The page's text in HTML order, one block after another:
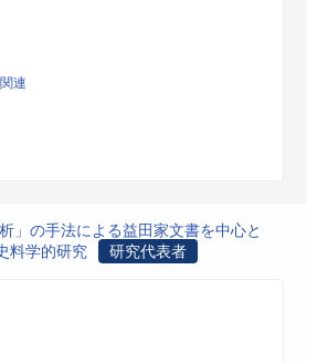
連
」の手法による益田家文書を中心と
料学的研究
研究代表者